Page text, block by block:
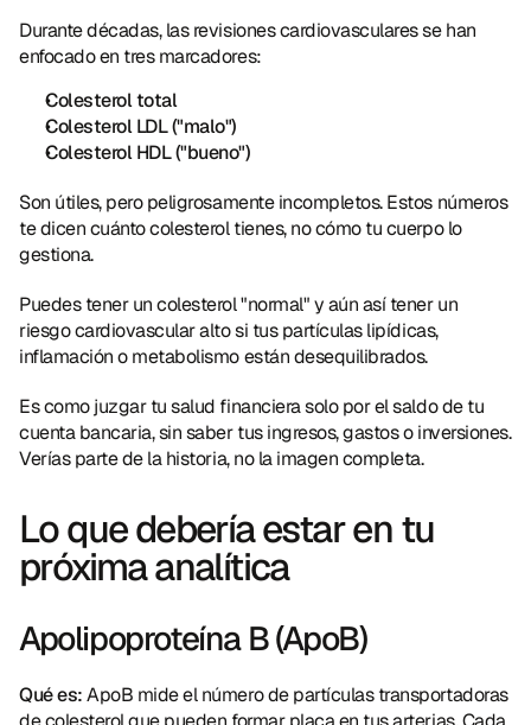
Durante décadas, las revisiones cardiovasculares se han
enfocado en tres marcadores:
Colesterol total
Colesterol LDL ("malo")
Colesterol HDL ("bueno")
Son útiles, pero peligrosamente incompletos. Estos números
te dicen cuánto colesterol tienes, no cómo tu cuerpo lo
gestiona.
Puedes tener un colesterol "normal" y aún así tener un
riesgo cardiovascular alto si tus partículas lipídicas,
inflamación o metabolismo están desequilibrados.
Es como juzgar tu salud financiera solo por el saldo de tu
cuenta bancaria, sin saber tus ingresos, gastos o inversiones.
Verías parte de la historia, no la imagen completa.
Lo que debería estar en tu
próxima analítica
Apolipoproteína B (ApoB)
Qué es: ApoB mide el número de partículas transportadoras